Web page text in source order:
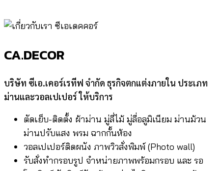
CA.DECOR
บริษัท ซีเอ.เคอร์เรทีฟ จำกัด ธุรกิจตกแต่งภายใน ประเภท
ม่านและวอลเปเปอร์ ให้บริการ
ตัดเย็บ-ติดตั้ง ผ้าม่าน มู่ลี่ไม้ มู่ลี่อลูมิเนียม ม่านม้วน
ม่านปรับแสง พรม ฉากกั้นห้อง
วอลเปเปอร์ติดผนัง ภาพวิวสั่งพิมพ์ (Photo wall)
รับสั่งทำกรอบรูป จำหน่ายภาพพร้อมกรอบ และ รอ